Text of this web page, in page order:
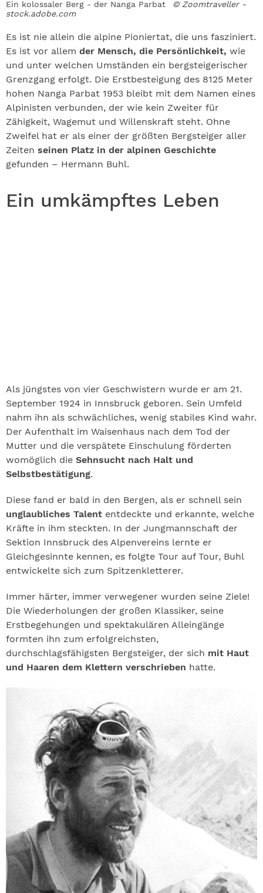
Ein kolossaler Berg - der Nanga Parbat
© Zoomtraveller -
stock.adobe.com
Es ist nie allein die alpine Pioniertat, die uns fasziniert.
Es ist vor allem der Mensch, die Persönlichkeit, wie
und unter welchen Umständen ein bergsteigerischer
Grenzgang erfolgt. Die Erstbesteigung des 8125 Meter
hohen Nanga Parbat 1953 bleibt mit dem Namen eines
Alpinisten verbunden, der wie kein Zweiter für
Zähigkeit, Wagemut und Willenskraft steht. Ohne
Zweifel hat er als einer der größten Bergsteiger aller
Zeiten seinen Platz in der alpinen Geschichte
gefunden – Hermann Buhl.
Ein umkämpftes Leben
Als jüngstes von vier Geschwistern wurde er am 21.
September 1924 in Innsbruck geboren. Sein Umfeld
nahm ihn als schwächliches, wenig stabiles Kind wahr.
Der Aufenthalt im Waisenhaus nach dem Tod der
Mutter und die verspätete Einschulung förderten
womöglich die Sehnsucht nach Halt und
Selbstbestätigung.
Diese fand er bald in den Bergen, als er schnell sein
unglaubliches Talent entdeckte und erkannte, welche
Kräfte in ihm steckten. In der Jungmannschaft der
Sektion Innsbruck des Alpenvereins lernte er
Gleichgesinnte kennen, es folgte Tour auf Tour, Buhl
entwickelte sich zum Spitzenkletterer.
Immer härter, immer verwegener wurden seine Ziele!
Die Wiederholungen der großen Klassiker, seine
Erstbegehungen und spektakulären Alleingänge
formten ihn zum erfolgreichsten,
durchschlagsfähigsten Bergsteiger, der sich mit Haut
und Haaren dem Klettern verschrieben hatte.